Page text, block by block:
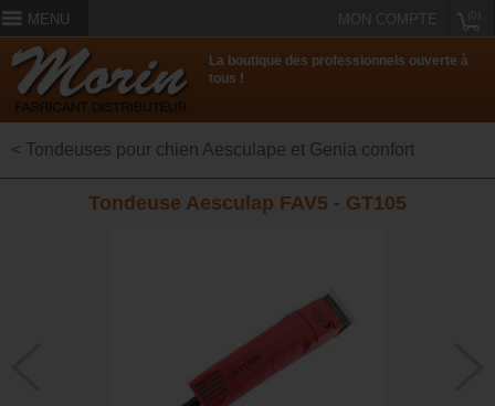
MENU MON COMPTE
La boutique des professionnels ouverte à
tous !
< Tondeuses pour chien Aesculape et Genia confort
Tondeuse Aesculap FAV5 - GT105